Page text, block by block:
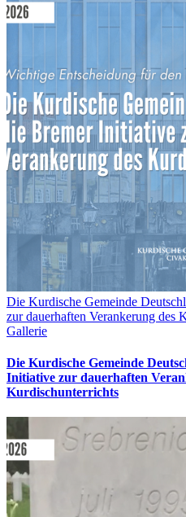
Die Kurdische Gemeinde
zur dauerhaften Verankerung des
Gallerie
Die Kurdische Gemeinde
Initiative zur dauerhaften
Kurdischunterrichts